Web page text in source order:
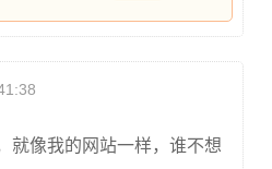
就像我的网站一样，谁不想